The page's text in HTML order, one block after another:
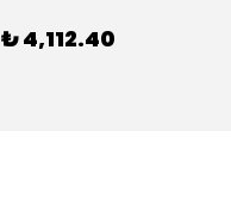
₺ 4,112.40